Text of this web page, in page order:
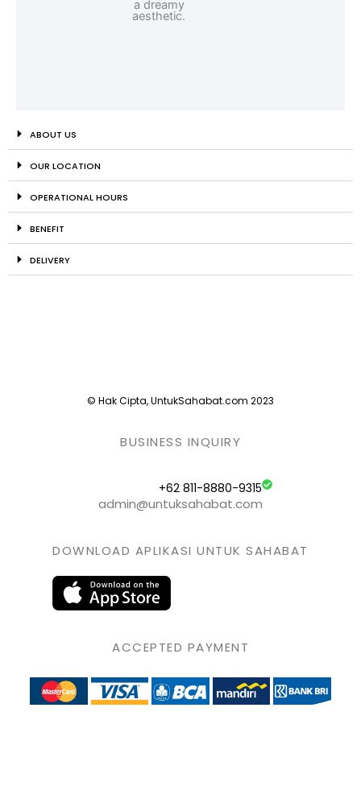
ABOUT US
OUR LOCATION
OPERATIONAL HOURS
BENEFIT
DELIVERY
© Hak Cipta, UntukSahabat.com 2023
BUSINESS INQUIRY
+62 811-8880-9315
admin@untuksahabat.com
DOWNLOAD APLIKASI UNTUK SAHABAT
ACCEPTED PAYMENT